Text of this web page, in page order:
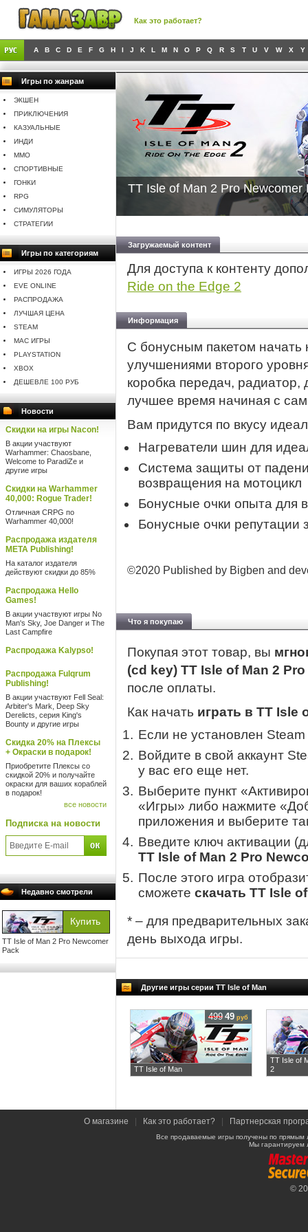
Как это работает?
A B C D E F G H I J K L M N O P Q R S T U V W X Y
Игры по жанрам
ЭКШЕН
ПРИКЛЮЧЕНИЯ
КАЗУАЛЬНЫЕ
ИНДИ
MMO
СПОРТИВНЫЕ
ГОНКИ
RPG
СИМУЛЯТОРЫ
СТРАТЕГИИ
Игры по категориям
ИГРЫ 2026 ГОДА
EVE ONLINE
РАСПРОДАЖА
ЛУЧШАЯ ЦЕНА
STEAM
MAC ИГРЫ
PLAYSTATION
XBOX
ДЕШЕВЛЕ 100 РУБ
Новости
Скидки на игры Nacon!
В акции участвуют
Warhammer: Chaosbane,
Welcome to ParadiZe и
другие игры
Скидки на Warhammer
40,000: Rogue Trader!
Отличная CRPG по
Warhammer 40,000!
Распродажа издателя
META Publishing!
На каталог издателя
действуют скидки до 85%
Распродажа Hello
Games!
В акции участвуют игры No
Man's Sky, Joe Danger и The
Last Campfire
Распродажа Kalypso!
Распродажа Fulqrum
Publishing!
В акции участвуют Fell Seal:
Arbiter's Mark, Deep Sky
Derelicts, серия King's
Bounty и другие игры
Скидка 20% на Плексы
+ Окраски в подарок!
Приобретите Плексы со
скидкой 20% и получайте
окраски для ваших кораблей
в подарок!
все новости
Подписка на новости
Недавно смотрели
TT Isle of Man 2 Pro Newcomer
Pack
TT Isle of Man 2 Pro Newcomer
Загружаемый контент
Для доступа к контенту
Ride on the Edge 2
Информация
С бонусным пакетом начать
улучшениями второго
коробка передач, радиатор,
лучшее время начиная с
Вам придутся по вкусу
Нагреватели шин для
Система защиты от
возвращения на мотоцикл
Бонусные очки опыта для
Бонусные очки репутации
©2020 Published by Bigben and
Что я покупаю
Покупая этот товар, вы
(cd key) TT Isle of Man 2
после оплаты.
Как начать играть в TT Isle
Если не установлен
Войдите в свой аккаунт
у вас его еще нет.
Выберите пункт
«Игры» либо нажмите
приложения и выберите
Введите ключ активации
TT Isle of Man 2 Pro
После этого игра
сможете скачать TT Isle
* – для предварительных
день выхода игры.
Другие игры серии TT Isle of Man
TT Isle of Man
499 49 руб
TT Isle of
2
О магазине Как это работает? Партнерская
Все продаваемые игры получены по
Мы гарантируем
©